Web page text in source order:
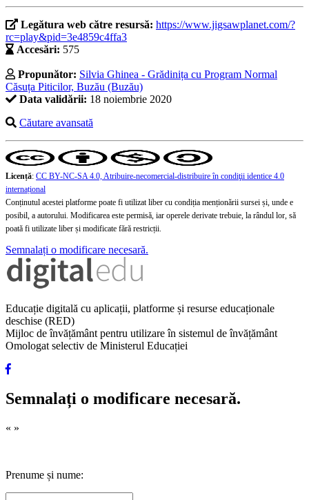
Legătura web către resursă: https://www.jigsawplanet.com/?
rc=play&pid=3e4859c4ffa3
Accesări: 575
Propunător: Silvia Ghinea - Grădinița cu Program Normal
Căsuța Piticilor, Buzău (Buzău)
Data validării: 18 noiembrie 2020
Căutare avansată
Licență: CC BY-NC-SA 4.0, Atribuire-necomercial-distribuire în condiţii identice 4.0
internațional
Conținutul acestei platforme poate fi utilizat liber cu condiția menționării sursei și, unde e
posibil, a autorului. Modificarea este permisă, iar operele derivate trebuie, la rândul lor, să
poată fi utilizate liber și modificate fără restricții.
Semnalați o modificare necesară.
Educație digitală cu aplicații, platforme și resurse educaționale
deschise (RED)
Mijloc de învățământ pentru utilizare în sistemul de învățământ
Omologat selectiv de Ministerul Educației
Semnalați o modificare necesară.
« »
Prenume și nume: